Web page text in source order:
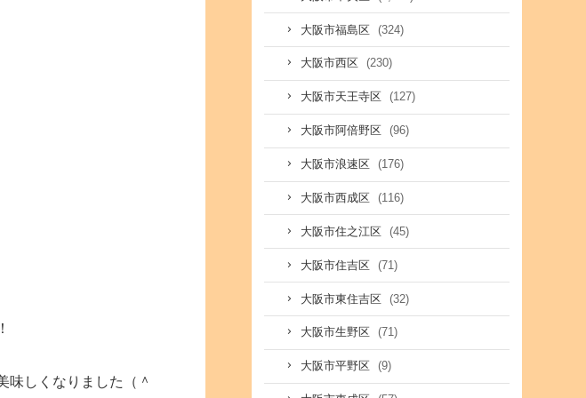
味しくなりました（＾
大阪市福島区 (324)
大阪市西区 (230)
大阪市天王寺区 (127)
大阪市阿倍野区 (96)
大阪市浪速区 (176)
大阪市西成区 (116)
大阪市住之江区 (45)
大阪市住吉区 (71)
大阪市東住吉区 (32)
大阪市生野区 (71)
大阪市平野区 (9)